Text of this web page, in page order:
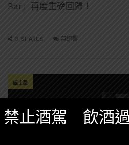
Bar」再度重磅回歸！
0 SHARES 無迴響
威士忌
禁止酒駕 飲酒